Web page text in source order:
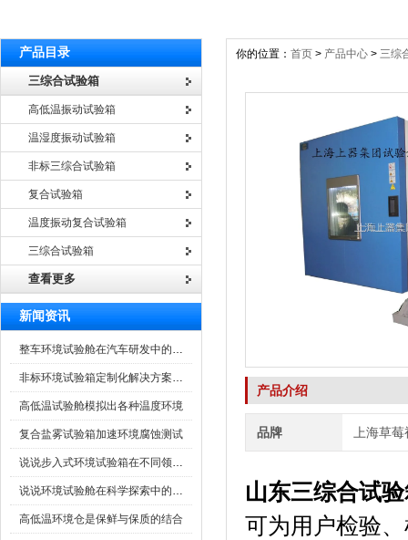
产品目录
三综合试验箱
高低温振动试验箱
温湿度振动试验箱
非标三综合试验箱
复合试验箱
温度振动复合试验箱
三综合试验箱
查看更多
新闻资讯
整车环境试验舱在汽车研发中的作用
非标环境试验箱定制化解决方案在可靠性测试中的重要性
高低温试验舱模拟出各种温度环境
复合盐雾试验箱加速环境腐蚀测试
说说步入式环境试验箱在不同领域的应用
说说环境试验舱在科学探索中的作用
高低温环境仓是保鲜与保质的结合
你的位置： 首页 > 产品中心 > 三综
产品介绍
品牌 上海草
山东三综合试
可为用户检验